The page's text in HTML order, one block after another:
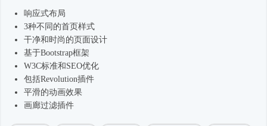
响应式布局
3种不同的首页样式
干净和 时尚 的页面设计
基于Bootstrap框架
W3C标准和SEO优化
包括Revolution插件
平滑的动画效果
画廊过滤插件